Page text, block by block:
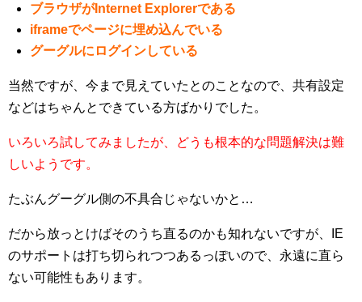
ブラウザがInternet Explorerである
iframeでページに埋め込んでいる
グーグルにログインしている
当然ですが、今まで見えていたとのことなので、共有設定
などはちゃんとできている方ばかりでした。
いろいろ試してみましたが、どうも根本的な問題解決は難
しいようです。
たぶんグーグル側の不具合じゃないかと…
だから放っとけばそのうち直るのかも知れないですが、IE
のサポートは打ち切られつつあるっぽいので、永遠に直ら
ない可能性もあります。